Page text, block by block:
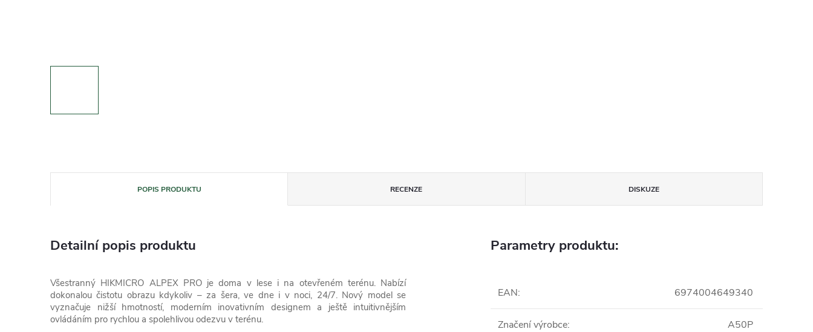
POPIS PRODUKTU RECENZE DISKUZE
Detailní popis produktu
Všestranný HIKMICRO ALPEX PRO je doma v lese i na otevřeném terénu. Nabízí
dokonalou čistotu obrazu kdykoliv – za šera, ve dne i v noci, 24/7. Nový model se
vyznačuje nižší hmotností, moderním inovativním designem a ještě intuitivnějším
ovládáním pro rychlou a spolehlivou odezvu v terénu.
Parametry produktu:
EAN: 6974004649340
Značení výrobce: A50P